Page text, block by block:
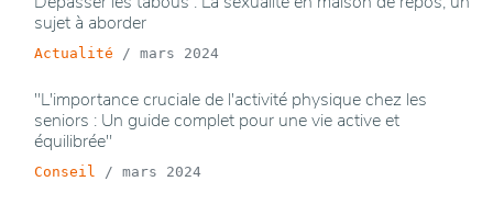
sujet à aborder
Actualité / mars 2024
"L'importance cruciale de l'activité physique chez les
seniors : Un guide complet pour une vie active et
équilibrée"
Conseil / mars 2024